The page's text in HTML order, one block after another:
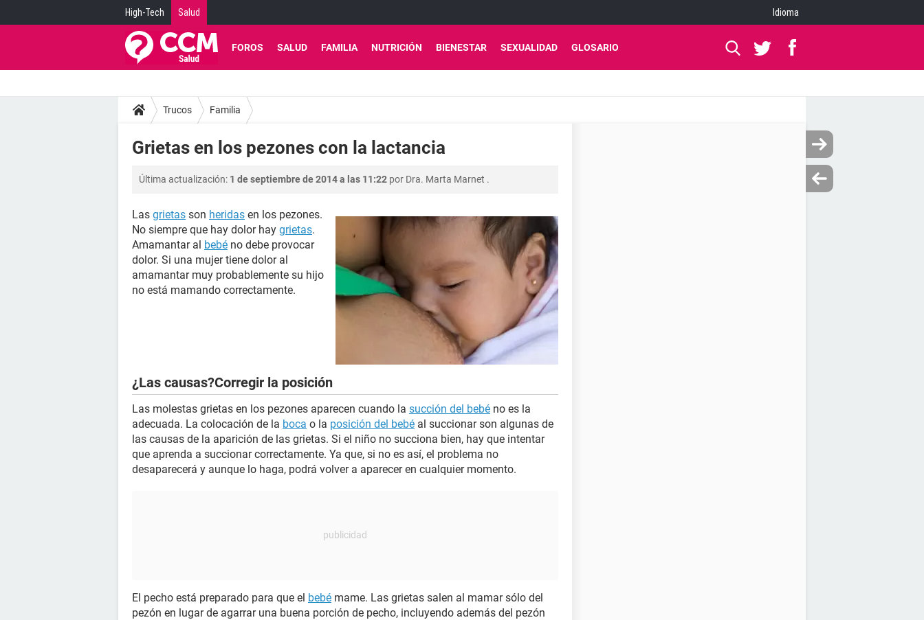
High-Tech Salud Idioma
FOROS SALUD FAMILIA NUTRICIÓN BIENESTAR SEXUALIDAD GLOSARIO
Trucos Familia
Grietas en los pezones con la lactancia
Última actualización: 1 de septiembre de 2014 a las 11:22 por Dra. Marta Marnet .
Las grietas son heridas en los pezones.
No siempre que hay dolor hay grietas.
Amamantar al bebé no debe provocar
dolor. Si una mujer tiene dolor al
amamantar muy probablemente su hijo
no está mamando correctamente.
¿Las causas?Corregir la posición
Las molestas grietas en los pezones aparecen cuando la succión del bebé no es la
adecuada. La colocación de la boca o la posición del bebé al succionar son algunas de
las causas de la aparición de las grietas. Si el niño no succiona bien, hay que intentar
que aprenda a succionar correctamente. Ya que, si no es así, el problema no
desaparecerá y aunque lo haga, podrá volver a aparecer en cualquier momento.
El pecho está preparado para que el bebé mame. Las grietas salen al mamar sólo del
pezón en lugar de agarrar una buena porción de pecho, incluyendo además del pezón